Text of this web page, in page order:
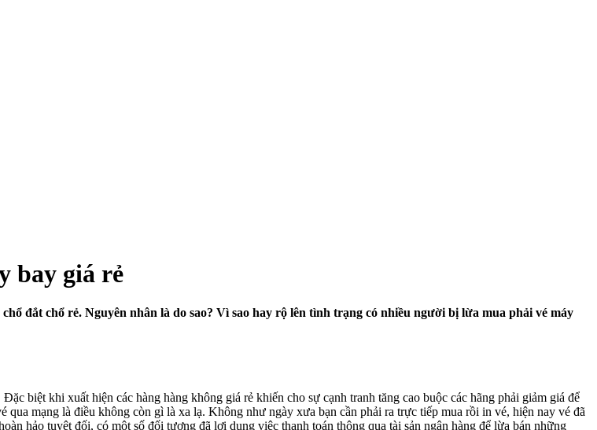
bay giá rẻ
đắt chổ rẻ. Nguyên nhân là do sao? Vì sao hay rộ lên tình trạng có nhiều người bị lừa mua phải vé máy
biệt khi xuất hiện các hàng hàng không giá rẻ khiến cho sự cạnh tranh tăng cao buộc các hãng phải giảm giá để
mạng là điều không còn gì là xa lạ. Không như ngày xưa bạn cần phải ra trực tiếp mua rồi in vé, hiện nay vé đã
hảo tuyệt đối, có một số đối tượng đã lợi dụng việc thanh toán thông qua tài sản ngân hàng để lừa bán những